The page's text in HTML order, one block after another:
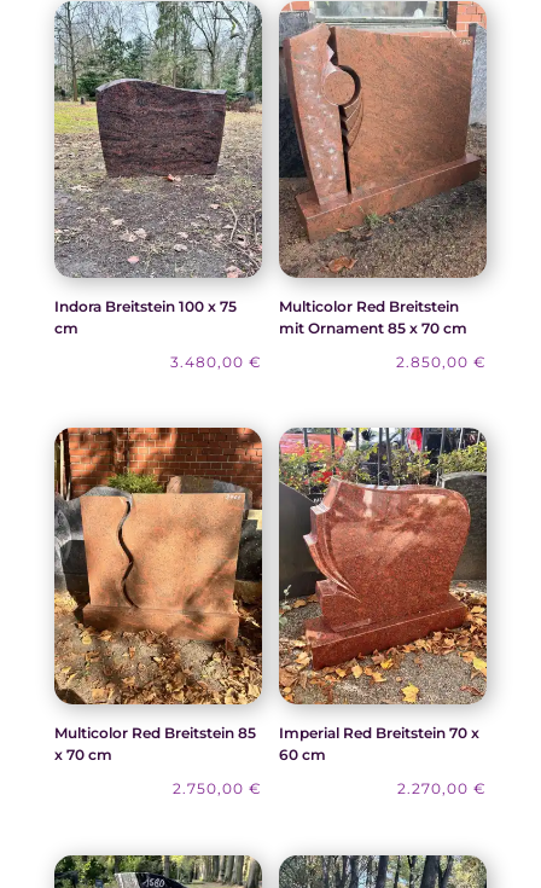
Indora Breitstein 100 x 75
cm
3.480,00 €
Multicolor Red Breitstein
mit Ornament 85 x 70 cm
2.850,00€
Multicolor Red Breitstein 85
x 70 cm
2.750,00 €
Imperial Red Breitstein 70 x
60 cm
2.270,00€